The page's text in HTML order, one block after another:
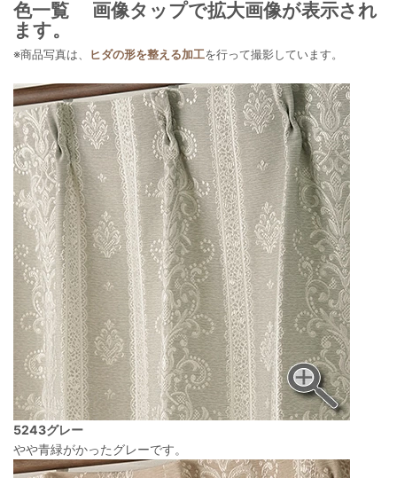
色一覧
画像タップで拡大画像が表示され
ます。
※商品写真は、 ヒダの形を整える加工を行って撮影しています。
5243グレー
やや青緑がかったグレーです。